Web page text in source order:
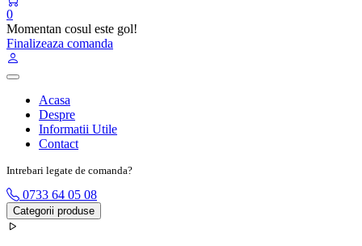
0
Momentan cosul este gol!
Finalizeaza comanda
Acasa
Despre
Informatii Utile
Contact
Intrebari legate de comanda?
0733 64 05 08
Categorii produse